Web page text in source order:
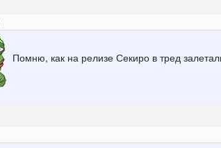
Помню, как на релизе Секиро в тред